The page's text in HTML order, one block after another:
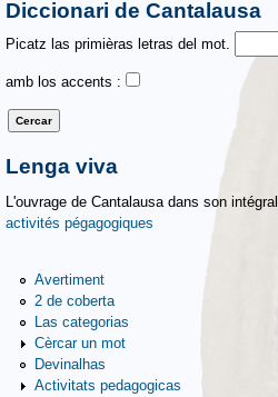
Diccionari de Cantalausa
Picatz las primièras letras del mot.
amb los accents :
Lenga viva
L'ouvrage de Cantalausa dans son
activités pégagogiques
Avertiment
2 de coberta
Las categorias
Cèrcar un mot
Devinalhas
Activitats pedagogicas